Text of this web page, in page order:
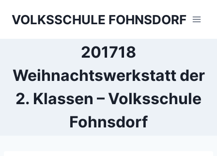
VOLKSSCHULE FOHNSDORF
201718
Weihnachtswerkstatt der
2. Klassen – Volksschule
Fohnsdorf